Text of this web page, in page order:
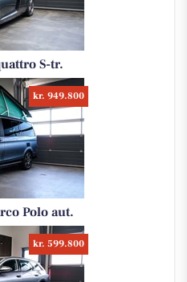
S-tr.
kr. 949.800
Polo aut.
kr. 599.800